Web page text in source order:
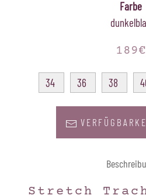
Farbe
189€
34 36 38
Stretch